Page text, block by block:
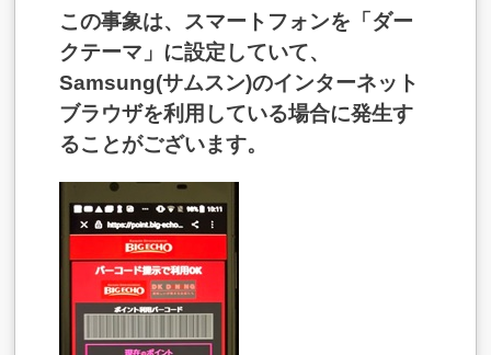
この事象は、スマートフォンを「ダー
クテーマ」に設定していて、
Samsung(サムスン)のインターネット
ブラウザを利用している場合に発生す
ることがございます。